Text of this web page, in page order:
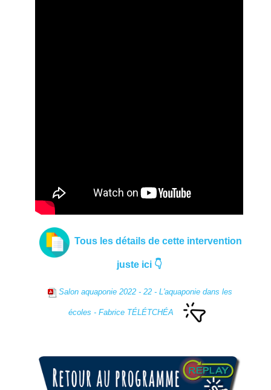
Tous les détails de cette intervention
juste ici 👇
Salon aquaponie 2022 - 22 - L'aquaponie dans les
écoles - Fabrice TÉLÉTCHÉA